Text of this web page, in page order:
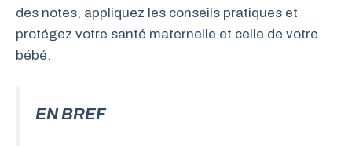
des notes, appliquez les conseils pratiques et
protégez votre santé maternelle et celle de votre
bébé.
EN BREF